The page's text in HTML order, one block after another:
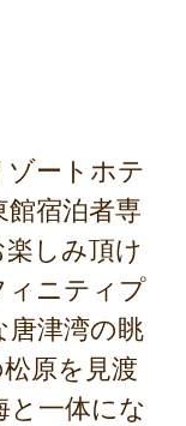
ゾートホテ
宿泊者専
しみ頂け
ィニティプ
唐津湾の眺
原を見渡
一体にな